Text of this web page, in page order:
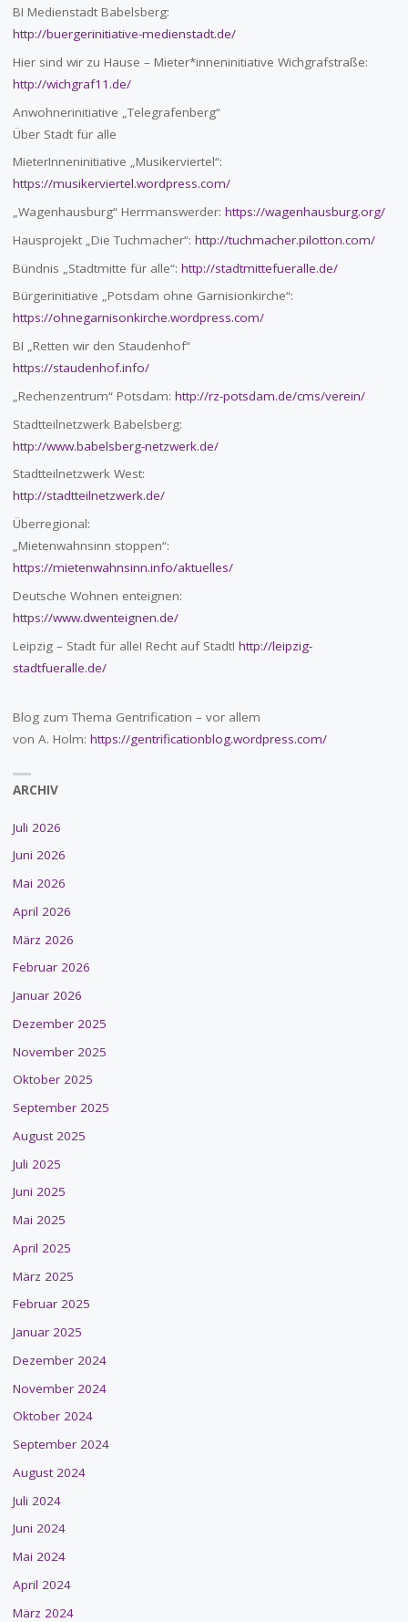
BI Medienstadt Babelsberg:
http://buergerinitiative-medienstadt.de/
Hier sind wir zu Hause – Mieter*inneninitiative Wichgrafstraße:
http://wichgraf11.de/
Anwohnerinitiative „Telegrafenberg“
Über Stadt für alle
MieterInneninitiative „Musikerviertel“:
https://musikerviertel.wordpress.com/
„Wagenhausburg“ Herrmanswerder: https://wagenhausburg.org/
Hausprojekt „Die Tuchmacher“: http://tuchmacher.pilotton.com/
Bündnis „Stadtmitte für alle“: http://stadtmittefueralle.de/
Bürgerinitiative „Potsdam ohne Garnisionkirche“:
https://ohnegarnisonkirche.wordpress.com/
BI „Retten wir den Staudenhof“
https://staudenhof.info/
„Rechenzentrum“ Potsdam: http://rz-potsdam.de/cms/verein/
Stadtteilnetzwerk Babelsberg:
http://www.babelsberg-netzwerk.de/
Stadtteilnetzwerk West:
http://stadtteilnetzwerk.de/
Überregional:
„Mietenwahnsinn stoppen“:
https://mietenwahnsinn.info/aktuelles/
Deutsche Wohnen enteignen:
https://www.dwenteignen.de/
Leipzig – Stadt für alle! Recht auf Stadt! http://leipzig-
stadtfueralle.de/
Blog zum Thema Gentrification – vor allem
von A. Holm: https://gentrificationblog.wordpress.com/
ARCHIV
Juli 2026
Juni 2026
Mai 2026
April 2026
März 2026
Februar 2026
Januar 2026
Dezember 2025
November 2025
Oktober 2025
September 2025
August 2025
Juli 2025
Juni 2025
Mai 2025
April 2025
März 2025
Februar 2025
Januar 2025
Dezember 2024
November 2024
Oktober 2024
September 2024
August 2024
Juli 2024
Juni 2024
Mai 2024
April 2024
März 2024